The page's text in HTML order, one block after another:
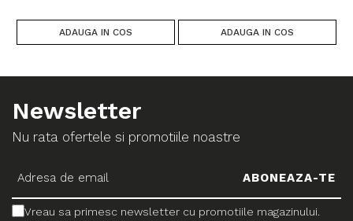
ADAUGA IN COS ADAUGA IN COS
Newsletter
Nu rata ofertele si promotiile noastre
Vreau sa primesc newsletter cu promotiile magazinului.